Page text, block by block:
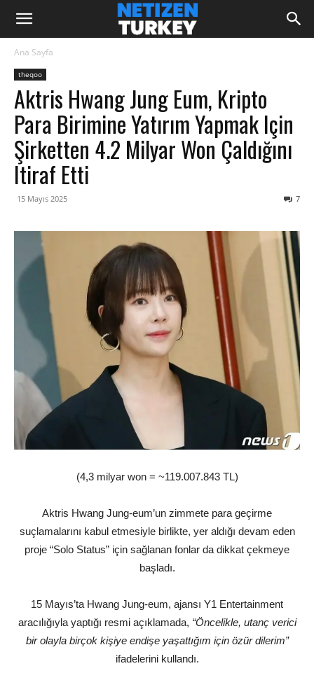
Ana Sayfa
theqoo
Aktris Hwang Jung Eum, Kripto
Para Birimine Yatırım Yapmak Için
Şirketten 4.2 Milyar Won Çaldığını
Itiraf Etti
15 Mayıs 2025 7
(4,3 milyar won = ~119.007.843 TL)
Aktris Hwang Jung-eum’un zimmete para geçirme
suçlamalarını kabul etmesiyle birlikte, yer aldığı devam eden
proje “Solo Status” için sağlanan fonlar da dikkat çekmeye
başladı.
15 Mayıs’ta Hwang Jung-eum, ajansı Y1 Entertainment
aracılığıyla yaptığı resmi açıklamada, “Öncelikle, utanç verici
bir olayla birçok kişiye endişe yaşattığım için özür dilerim”
ifadelerini kullandı.